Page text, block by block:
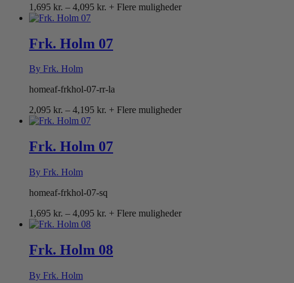
1,695 kr. – 4,095 kr. Prisinterval:
4,095 kr.
+ Flere muligheder
Frk. Holm 07
By Frk. Holm
homeaf-frkhol-07-rr-la
2,095 kr. – 4,195 kr. Prisinterval:
4,195 kr.
+ Flere muligheder
Frk. Holm 07
By Frk. Holm
homeaf-frkhol-07-sq
1,695 kr. – 4,095 kr. Prisinterval:
4,095 kr.
+ Flere muligheder
Frk. Holm 08
By Frk. Holm